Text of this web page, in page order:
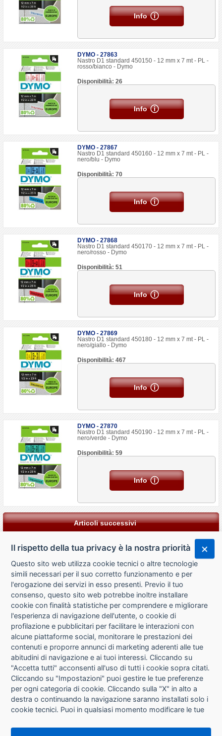
Info
DYMO - 27863
Nastro D1 standard 450150 - 12 mm x 7 mt - PL -
rosso/bianco - Dymo
Disponibilità: 26
Info
DYMO - 27867
Nastro D1 standard 450160 - 12 mm x 7 mt - PL -
nero/blu - Dymo
Disponibilità: 70
Info
DYMO - 27868
Nastro D1 standard 450170 - 12 mm x 7 mt - PL -
nero/rosso - Dymo
Disponibilità: 51
Info
DYMO - 27869
Nastro D1 standard 450180 - 12 mm x 7 mt - PL -
nero/giallo - Dymo
Disponibilità: 467
Info
DYMO - 27870
Nastro D1 standard 450190 - 12 mm x 7 mt - PL -
nero/verde - Dymo
Disponibilità: 59
Info
Articoli successivi
CHI SIAMO
CONTATTI
CONDIZIONI DI VENDITA
RICHIESTA RECESSO
PRIVACY
Il rispetto della tua privacy è la nostra priorità
Questo sito web utilizza cookie tecnici o altre tecnologie
simili necessari per il suo corretto funzionamento e per
l'erogazione dei servizi in esso presenti. Previo il tuo
consenso, questo sito web potrebbe inoltre installare
cookie con finalità statistiche per comprendere e migliorare
l'esperienza di navigazione dell'utente, o cookie di
profilazione e pubblicitari per facilitare le interazioni con
alcune piattaforme social, monitorare le prestazioni dei
contenuti e proporre annunci di marketing aderenti alle tue
abitudini di navigazione e ai tuoi interessi. Cliccando su
"Accetta tutti" acconsenti all'uso di tutti i cookie sopra citati.
Cliccando su "Impostazioni" puoi gestire le tue preferenze
per ogni categoria di cookie. Cliccando sulla "X" in alto a
destra o continuando la navigazione saranno installati solo i
cookie tecnici. Puoi in qualsiasi momento modificare le tue
che si trova in fondo alle pagine del sito. Per maggiori